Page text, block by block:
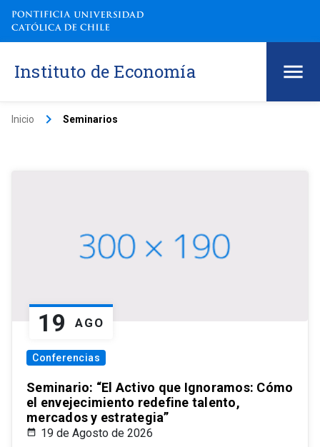
Instituto de Economía
Inicio keyboard_arrow_right Seminarios
19 AGO
Conferencias
Seminario: “El Activo que Ignoramos: Cómo
el envejecimiento redefine talento,
mercados y estrategia”
19 de Agosto de 2026